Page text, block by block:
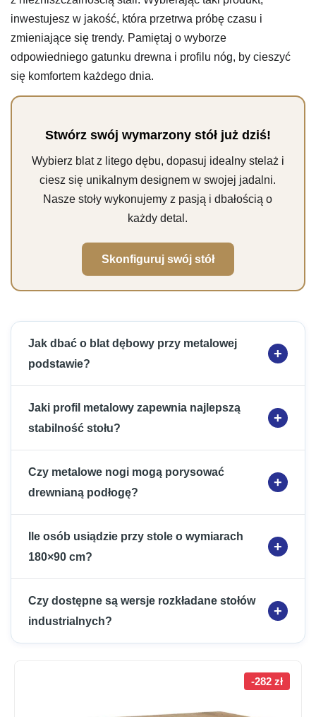
inwestujesz w jakość, która przetrwa próbę czasu i
zmieniające się trendy. Pamiętaj o wyborze
odpowiedniego gatunku drewna i profilu nóg, by cieszyć
się komfortem każdego dnia.
Stwórz swój wymarzony stół już dziś!
Wybierz blat z litego dębu, dopasuj idealny stelaż i
ciesz się unikalnym designem w swojej jadalni.
Nasze stoły wykonujemy z pasją i dbałością o
każdy detal.
Skonfiguruj swój stół
Jak dbać o blat dębowy przy metalowej
podstawie?
Jaki profil metalowy zapewnia najlepszą
stabilność stołu?
Czy metalowe nogi mogą porysować
drewnianą podłogę?
Ile osób usiądzie przy stole o wymiarach
180×90 cm?
Czy dostępne są wersje rozkładane stołów
industrialnych?
-282 zł